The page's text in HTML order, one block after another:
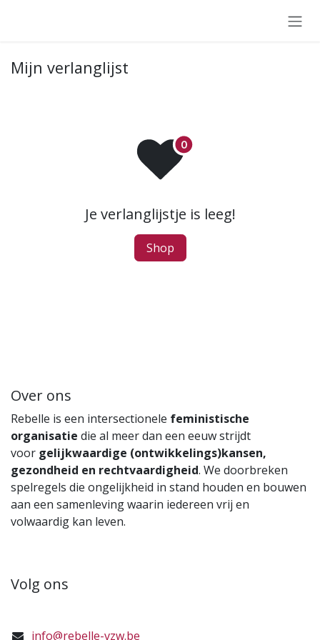
Mijn verlanglijst
Je verlanglijstje is leeg!
Shop
Over ons
Rebelle is een intersectionele feministische
organisatie die al meer dan een eeuw strijdt
voor gelijkwaardige (ontwikkelings)kansen,
gezondheid en rechtvaardigheid. We doorbreken
spelregels die ongelijkheid in stand houden en bouwen
aan een samenleving waarin iedereen vrij en
volwaardig kan leven.
Volg ons
info@rebelle-vzw.be